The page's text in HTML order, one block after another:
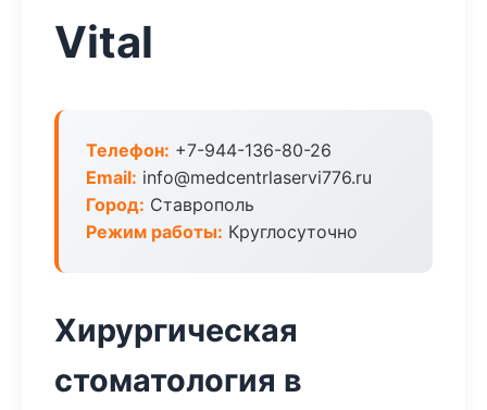
Vital
Телефон: +7-944-136-80-26
Email: info@medcentrlaservi776.ru
Город: Ставрополь
Режим работы: Круглосуточно
Хирургическая
стоматология в